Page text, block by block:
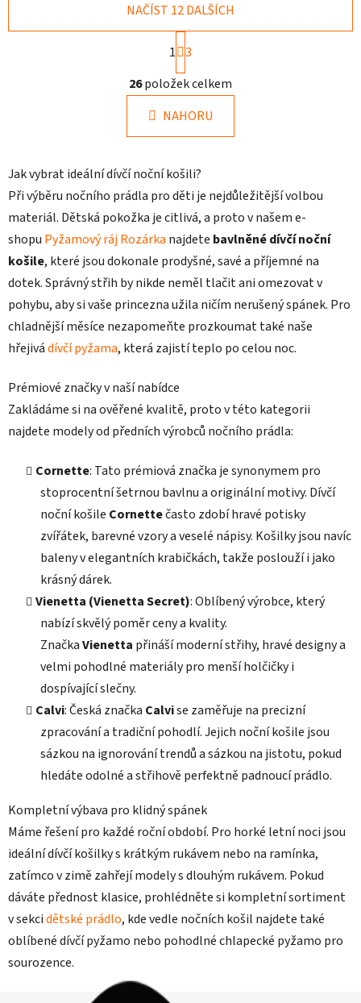
O
v
á
d
c
í
p
r
v
k
y
v
p
i
NAČÍST 12 DALŠÍCH
S
t
r
á
n
k
n
í
1 3
26položek celkem
NAHORU
Jak vybrat ideální dívčí noční košili?
Při výběru nočního prádla pro děti je nejdůležitější volbou
materiál. Dětská pokožka je citlivá, a proto v našem e-
shopu Pyžamový ráj Rozárka najdete bavlněné dívčí noční
košile, které jsou dokonale prodyšné, savé a příjemné na
dotek. Správný střih by nikde neměl tlačit ani omezovat v
pohybu, aby si vaše princezna užila ničím nerušený spánek. Pro
chladnější měsíce nezapomeňte prozkoumat také naše
hřejivádívčí pyžama, která zajistí teplo po celou noc.
Prémiové značky v naší nabídce
Zakládáme si na ověřené kvalitě, proto v této kategorii
najdete modely od předních výrobců nočního prádla:
Cornette: Tato prémiová značka je synonymem pro
stoprocentní šetrnou bavlnu a originální motivy. Dívčí
noční košile Cornettečasto zdobí hravé potisky
zvířátek, barevné vzory a veselé nápisy. Košilky jsou navíc
baleny v elegantních krabičkách, takže poslouží i jako
krásný dárek.
Vienetta (Vienetta Secret): Oblíbený výrobce, který
nabízí skvělý poměr ceny a kvality.
ZnačkaVienetta přináší moderní střihy, hravé designy a
velmi pohodlné materiály pro menší holčičky i
dospívající slečny.
Calvi: Česká značka Calvise zaměřuje na precizní
zpracování a tradiční pohodlí. Jejich noční košile jsou
sázkou na ignorování trendů a sázkou na jistotu, pokud
hledáte odolné a střihově perfektně padnoucí prádlo.
Kompletní výbava pro klidný spánek
Máme řešení pro každé roční období. Pro horké letní noci jsou
ideální dívčí košilky s krátkým rukávem nebo na ramínka,
zatímco v zimě zahřejí modely s dlouhým rukávem. Pokud
dáváte přednost klasice, prohlédněte si kompletní sortiment
v sekcidětské prádlo, kde vedle nočních košil najdete také
oblíbené dívčí pyžamo nebo pohodlné chlapecké pyžamo pro
sourozence.